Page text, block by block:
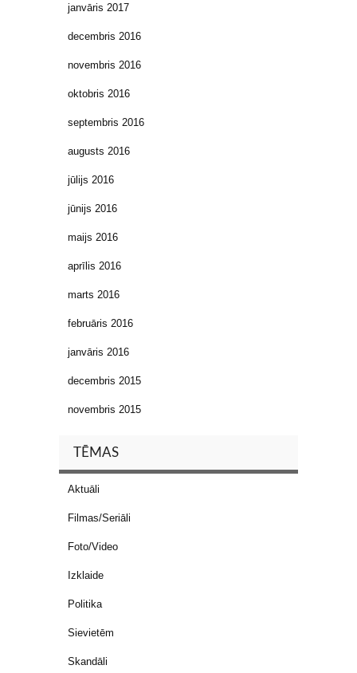
janvāris 2017
decembris 2016
novembris 2016
oktobris 2016
septembris 2016
augusts 2016
jūlijs 2016
jūnijs 2016
maijs 2016
aprīlis 2016
marts 2016
februāris 2016
janvāris 2016
decembris 2015
novembris 2015
TĒMAS
Aktuāli
Filmas/Seriāli
Foto/Video
Izklaide
Politika
Sievietēm
Skandāli